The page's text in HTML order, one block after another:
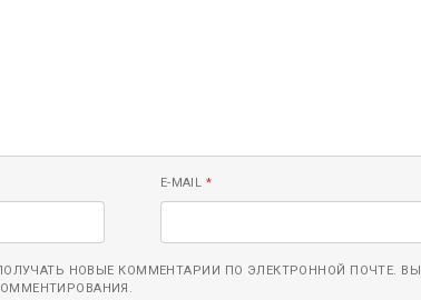
E-MAIL *
НОВЫЕ КОММЕНТАРИИ ПО ЭЛЕКТРОННОЙ ПОЧТЕ. ВЫ